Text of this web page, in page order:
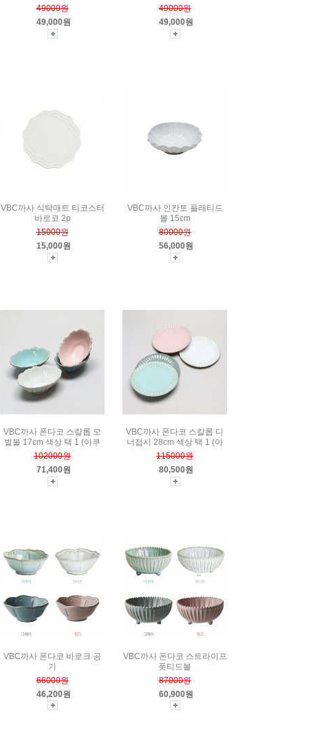
49000원
49,000원
49000원
49,000원
VBC까사 식탁매트 티코스터
바로코 2p
15000원
15,000원
VBC까사 인칸토 플래티드
볼 15cm
80000원
56,000원
VBC까사 폰다코 스칼롭 오
벌볼 17cm 색상 택 1 (아쿠
102000원
71,400원
VBC까사 폰다코 스칼롭 디
너접시 28cm 색상 택 1 (아
115000원
80,500원
VBC까사 폰다코 바로크 공
기
66000원
46,200원
VBC까사 폰다코 스트라이프
풋티드볼
87000원
60,900원